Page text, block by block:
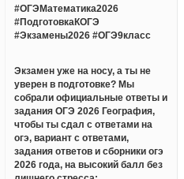
#ОГЭМатематика2026
#ПодготовкаКОГЭ
#Экзамены2026 #ОГЭ9класс
Экзамен уже на носу, а ты не
уверен в подготовке? Мы
собрали официальные ответы и
задания ОГЭ 2026 География,
чтобы ты сдал с ответами на
огэ, вариант с ответами,
задания ответов и сборники огэ
2026 года, на высокий балл без